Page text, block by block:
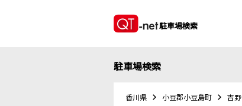
駐車場検索
駐車場検索
香川県 小豆郡小豆島町 吉野